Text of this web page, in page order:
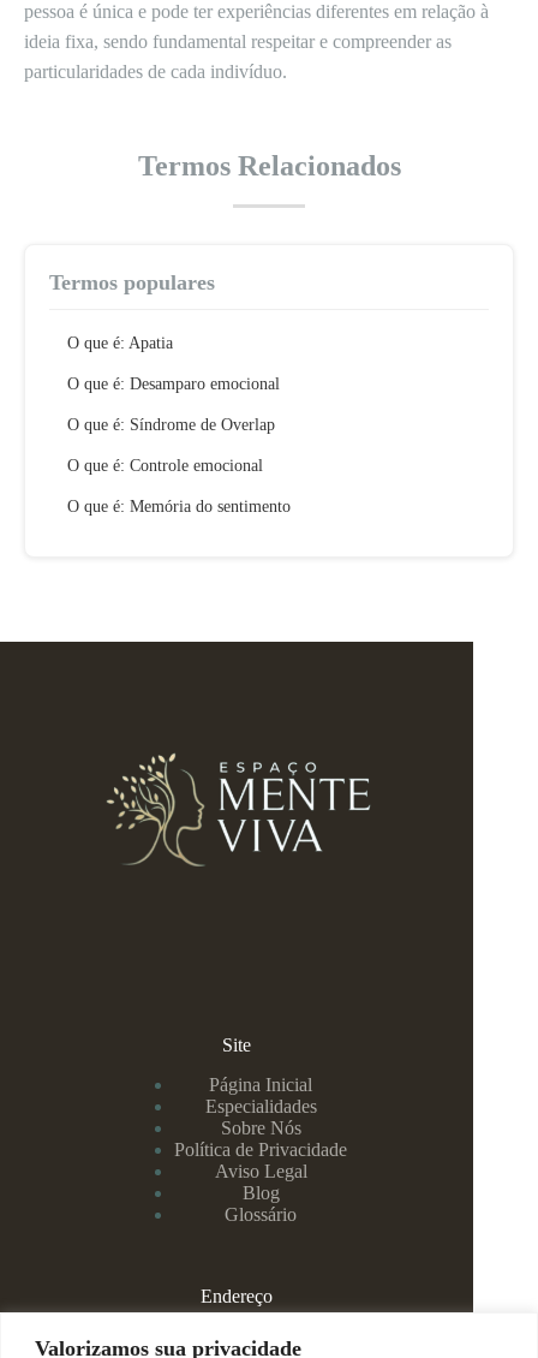
Valorizamos sua privacidade
pessoa é única e pode ter experiências diferentes em relação à
ideia fixa, sendo fundamental respeitar e compreender as
particularidades de cada indivíduo.
Termos Relacionados
Termos populares
O que é: Apatia
O que é: Desamparo emocional
O que é: Síndrome de Overlap
O que é: Controle emocional
O que é: Memória do sentimento
Site
Página Inicial
Especialidades
Sobre Nós
Política de Privacidade
Aviso Legal
Blog
Glossário
Endereço
Rua Rei Alberto, 108 / 705 - Centro - Juiz de Fora/MG